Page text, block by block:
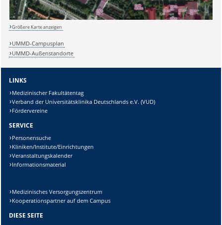
Lösung:
Größere Karte anzeigen
UMMD-Campusplan
UMMD-Außenstandorte
LINKS
Medizinischer Fakultätentag
Verband der Universitätsklinika Deutschlands e.V. (VUD)
Fördervereine
SERVICE
Personensuche
Kliniken/Institute/Einrichtungen
Veranstaltungskalender
Informationsmaterial
Medizinisches Versorgungszentrum
Kooperationspartner auf dem Campus
DIESE SEITE